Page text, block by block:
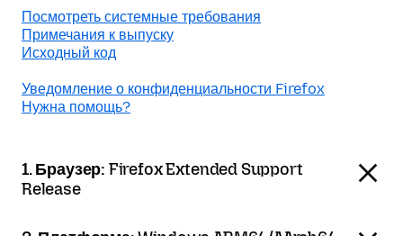
Посмотреть системные требования
Примечания к выпуску
Исходный код
Уведомление о конфиденциальности Firefox
Нужна помощь?
1. Браузер: Firefox Extended Support
Release